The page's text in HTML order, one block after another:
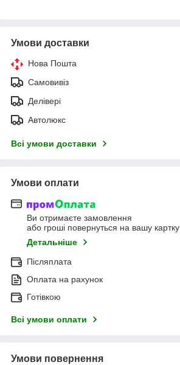
Умови доставки
Нова Пошта
Самовивіз
Делівері
Автолюкс
Всі умови доставки
Умови оплати
Ви отримаєте замовлення
або гроші повернуться на вашу картку
Детальніше
Післяплата
Оплата на рахунок
Готівкою
Всі умови оплати
Умови повернення